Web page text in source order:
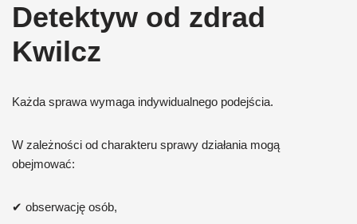
Detektyw od zdrad
Kwilcz
Każda sprawa wymaga indywidualnego podejścia.
W zależności od charakteru sprawy działania mogą
obejmować:
✔ obserwację osób,